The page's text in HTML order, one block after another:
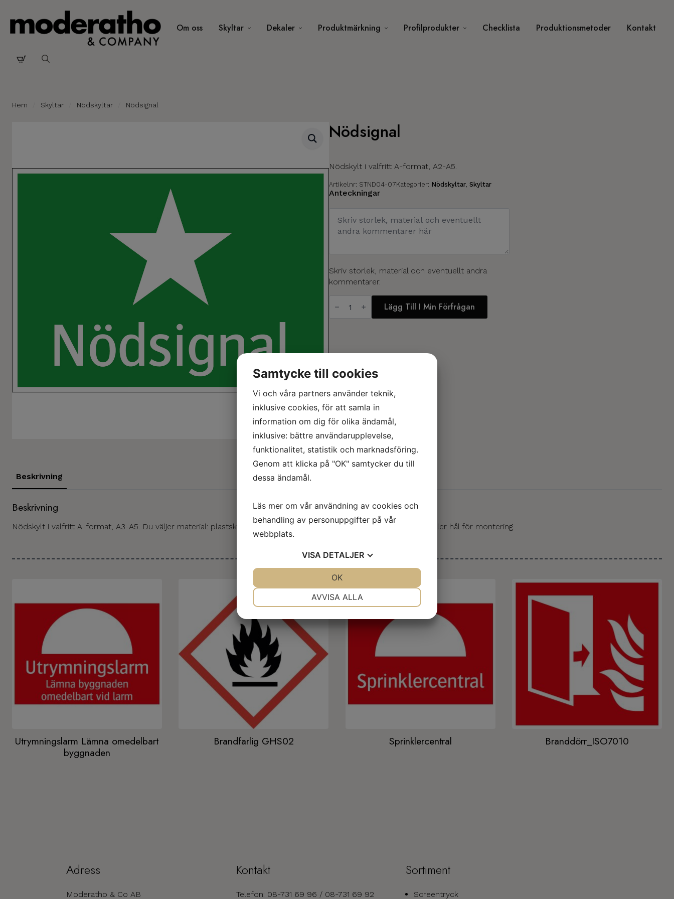
Om oss Skyltar Dekaler Produktmärkning Profilprodukter Checklista Produktionsmetoder Kontakt
Hem Skyltar Nödskyltar Nödsignal
Nödsignal
Nödskylt i valfritt A-format, A2-A5.
Artikelnr: STND04-07Kategorier: Nödskyltar, Skyltar
Anteckningar
Skriv storlek, material och eventuellt andra
kommentarer.
mängd
Lägg Till I Min Förfrågan
Beskrivning
Beskrivning
Nödskylt i valfritt A-format, A3-A5. Du väljer material: plastskylt, aluminiumskylt eller dekal. Dubbelhäftande skylt eller hål för montering.
Relaterade produkter
Utrymningslarm Lämna omedelbart
byggnaden
Brandfarlig GHS02 Sprinklercentral Branddörr_ISO7010
Adress
Moderatho & Co AB
Kontakt
Telefon: 08-731 69 96 / 08-731 69 92
Sortiment
Screentryck
Samtycke till cookies
Vi och våra partners använder teknik,
inklusive cookies, för att samla in
information om dig för olika ändamål,
inklusive: bättre användarupplevelse,
funktionalitet, statistik och marknadsföring.
Genom att klicka på "OK" samtycker du till
dessa ändamål.
Läs mer om vår användning av cookies och
behandling av personuppgifter på vår
webbplats.
VISA DETALJER
MARKNADSFÖRING STATISTIK
AVVISA ALLA
OK